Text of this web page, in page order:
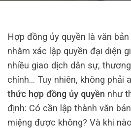
Hợp đồng ủy quyền là văn
nhằm xác lập quyền đại diện
nhiều giao dịch dân sự,
chính… Tuy nhiên, không phải
thức hợp đồng ủy quyền như
định: Có cần lập thành văn
miệng được không? Và khi